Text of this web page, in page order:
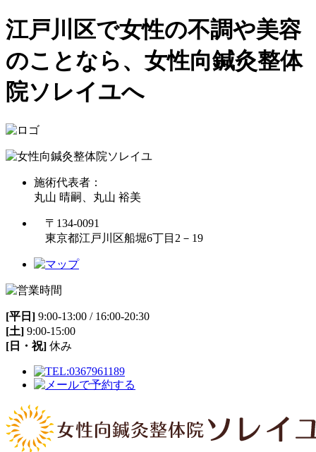
江戸川区で女性の不調や美容
のことなら、女性向鍼灸整体
院ソレイユへ
施術代表者：
丸山 晴嗣、丸山 裕美
〒134-0091
東京都江戸川区船堀6丁目2－19
[平日] 9:00-13:00 / 16:00-20:30
[土] 9:00-15:00
[日・祝] 休み